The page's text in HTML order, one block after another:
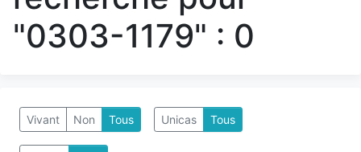
"0303-1179" : 0
Vivant Non Tous Unicas Tous